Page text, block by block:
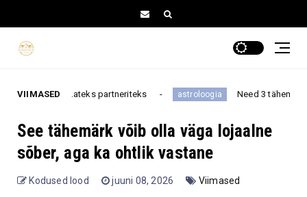
VIIMASED
partneriteks astroloogia Need 3 tähemärki muretsevad
See tähemärk võib olla väga lojaalne
sõber, aga ka ohtlik vastane
Kodused lood juuni 08, 2026 Viimased